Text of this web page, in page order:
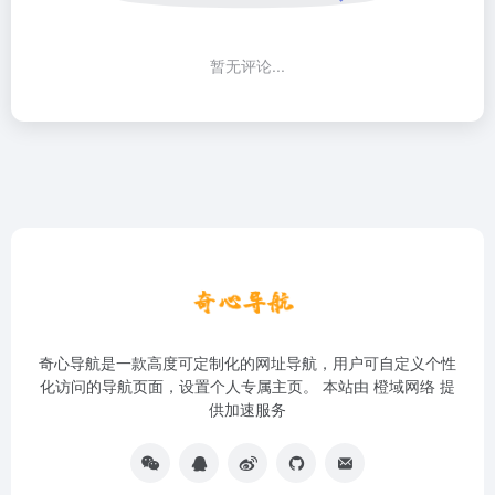
暂无评论...
奇心导航是一款高度可定制化的网址导航，用户可自定义个性
化访问的导航页面，设置个人专属主页。 本站由 橙域网络 提
供加速服务